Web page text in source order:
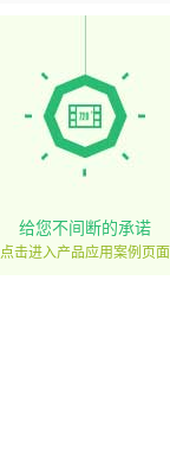
给您不间断的承诺
点击进入产品应用案例页面